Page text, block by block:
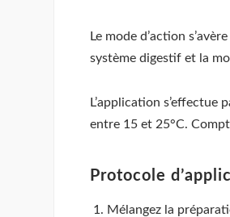
Le mode d’action
système digestif et la
L’application
entre 15 et 25°C.
Protocole
Mélangez la